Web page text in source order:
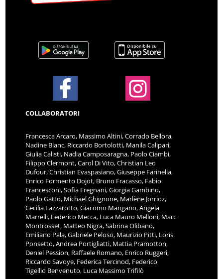
COLLABORATORI
Francesca Arcaro, Massimo Altini, Corrado Bellora,
Nadine Blanc, Riccardo Bortolotti, Manila Calipari,
Giulia Calisti, Nadia Camposaragna, Paolo Ciambi,
Filippo Clermont, Carol Di Vito, Christian Leo
Dufour, Christian Evaspasiano, Giuseppe Farinella,
Enrico Formento Dojot, Bruno Fracasso, Fabio
Francesconi, Sofia Fregnani, Giorgia Gambino,
Paolo Gatto, Michael Ghignone, Marlène Jorrioz,
Cecilia Lazzarotto, Giacomo Mangano, Angela
Marrelli, Federico Mecca, Luca Mauro Melloni, Marc
Montrosset, Matteo Nigra, Sabrina Olibano,
Emiliano Pala, Gabriele Peloso, Maurizio Pitti, Loris
Ponsetto, Andrea Portigliatti, Mattia Pramotton,
Deniel Pession, Raffaele Romano, Enrico Ruggeri,
Riccardo Savoye, Federica Tercinod, Federico
Tigellio Benvenuto, Luca Massimo Trifilò